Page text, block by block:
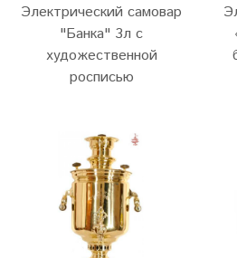
Электрический самовар
"Банка" 3л с
художественной
росписью